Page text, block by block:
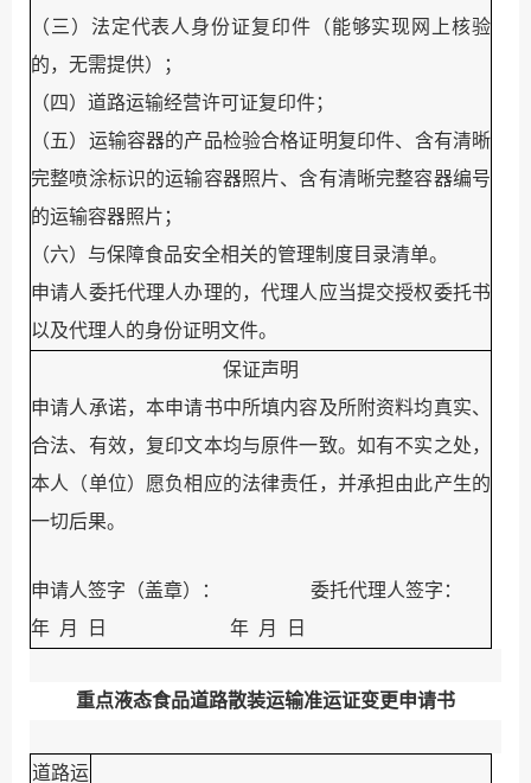
（三） 法定代表人身份证复印件（能够实现网上核验
的，无需提供）；
（四）道路运输经营许可证复印件；
（五）运输容器的产品检验合格证明复印件、含有清晰
完整喷涂标识的运输容器照片、含有清晰完整容器编号
的运输容器照片；
（六）与保障食品安全相关的管理制度目录清单。
申请人委托代理人办理的，代理人应当提交授权委托书
以及代理人的身份证明文件。
保证声明
申请人承诺，本申请书中所填内容及所附资料均真实、
合法、有效，复印文本均与原件一致。如有不实之处，
本人（单位）愿负相应的法律责任，并承担由此产生的
一切后果。
申请人签字（盖章）：
委托代理人签字：
年 月 日 年 月 日
重点液态食品道路散装运输准运证变更申请书
道路运